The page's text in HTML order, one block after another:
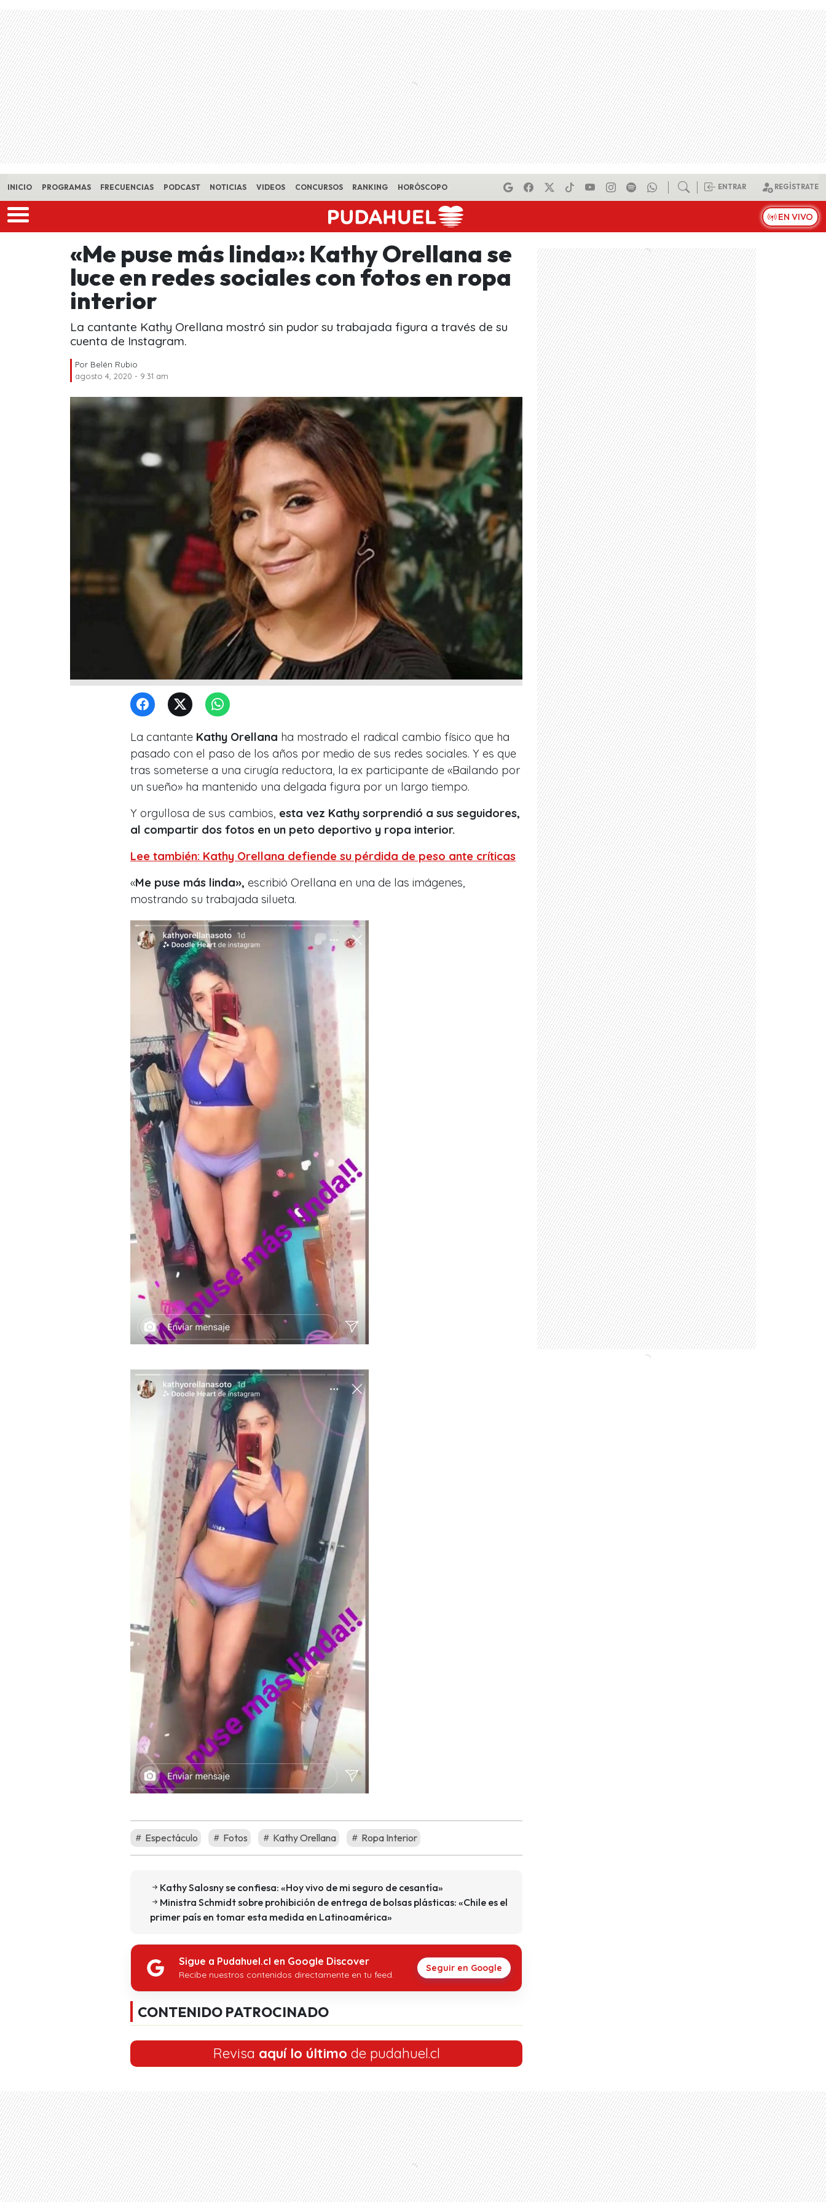
Skip to main content
INICIO PROGRAMAS FRECUENCIAS PODCAST NOTICIAS VIDEOS CONCURSOS RANKING HORÓSCOPO ENTRAR REGÍSTRATE
EN VIVO
«Me puse más linda»: Kathy Orellana se
luce en redes sociales con fotos en ropa
interior
La cantante Kathy Orellana mostró sin pudor su trabajada figura a través de su
cuenta de Instagram.
Por Belén Rubio
agosto 4, 2020 - 9:31 am
La cantante Kathy Orellana ha mostrado el radical cambio físico que ha
pasado con el paso de los años por medio de sus redes sociales. Y es que
tras someterse a una cirugía reductora, la ex participante de «Bailando por
un sueño» ha mantenido una delgada figura por un largo tiempo.
Y orgullosa de sus cambios, esta vez Kathy sorprendió a sus seguidores,
al compartir dos fotos en un peto deportivo y ropa interior.
Lee también: Kathy Orellana defiende su pérdida de peso ante críticas
«Me puse más linda», escribió Orellana en una de las imágenes,
mostrando su trabajada silueta.
Espectáculo Fotos Kathy Orellana Ropa Interior
Kathy Salosny se confiesa: «Hoy vivo de mi seguro de cesantía»
Ministra Schmidt sobre prohibición de entrega de bolsas plásticas: «Chile es el
primer país en tomar esta medida en Latinoamérica»
Sigue a Pudahuel.cl en Google Discover
Recibe nuestros contenidos directamente en tu feed.
Seguir en Google
CONTENIDO PATROCINADO
Revisa aquí lo último de pudahuel.cl